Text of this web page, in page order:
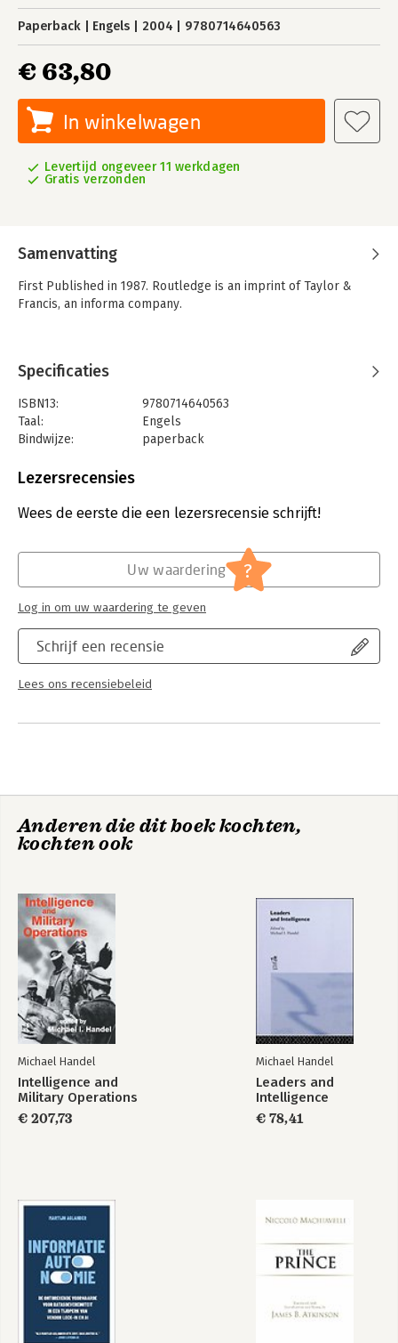
Paperback Engels 2004 9780714640563
€ 63,80
In winkelwagen
Levertijd ongeveer 11 werkdagen
Gratis verzonden
Samenvatting
First Published in 1987. Routledge is an imprint of Taylor &
Francis, an informa company.
Specificaties
ISBN13:
9780714640563
Taal:
Engels
Bindwijze:
paperback
Uitgever:
Studies in Intelligence
Lezersrecensies
Wees de eerste die een lezersrecensie schrijft!
Schrijf een recensie
Lees ons recensiebeleid
Uw waardering ?
Log in om uw waardering te geven
Anderen die dit boek kochten,
kochten ook
Michael Handel
Intelligence and
Military Operations
€ 207,73
Michael Handel
Leaders and
Intelligence
€ 78,41